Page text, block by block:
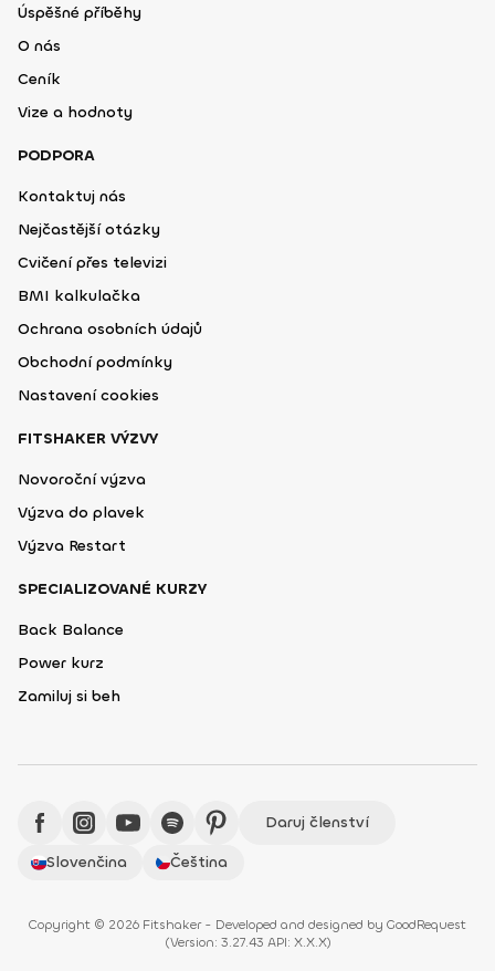
Úspěšné příběhy
O nás
Ceník
Vize a hodnoty
PODPORA
Kontaktuj nás
Nejčastější otázky
Cvičení přes televizi
BMI kalkulačka
Ochrana osobních údajů
Obchodní podmínky
Nastavení cookies
FITSHAKER VÝZVY
Novoroční výzva
Výzva do plavek
Výzva Restart
SPECIALIZOVANÉ KURZY
Back Balance
Power kurz
Zamiluj si beh
Daruj členství
Slovenčina
Čeština
Copyright © 2026 Fitshaker - Developed and designed by GoodRequest
(Version: 3.27.43 API: X.X.X)